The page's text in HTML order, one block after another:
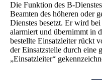
Die Funktion des B-
Beamten des höheren oder
Dienstes besetzt. Er wird
alarmiert und übernimmt in
bestellte Einsatzleiter rückt
der Einsatzstelle durch eine
„Einsatzleiter“